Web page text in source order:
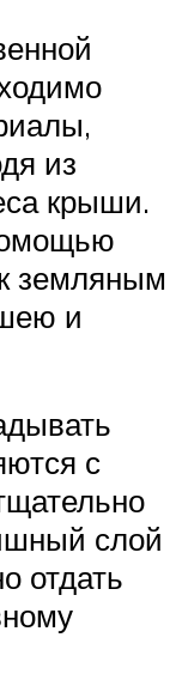
из
крыши.
земляным
и
с
слой
отдать